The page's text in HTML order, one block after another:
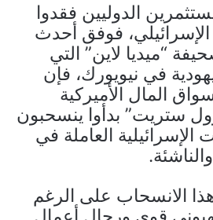
الدوليين فقدوا
الإسرائيلي، فوفق أحدث
“ميديا لاين” التي
في نيويورك، فإن
المال الأميركية
ستريت” بدأوا ينسحبون
العاملة في
هذا الانسحاب على الرغم